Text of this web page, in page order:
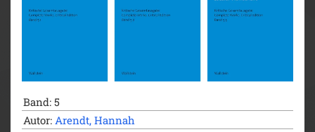
Band: 5
Autor: Arendt, Hannah